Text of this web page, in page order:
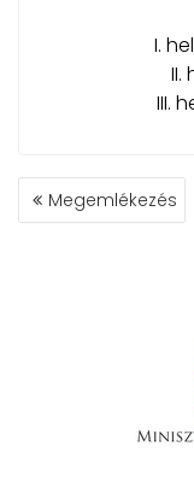
I.
II.
III.
BEJEGYZÉS
NAVIGÁCIÓ
Megemlékezés